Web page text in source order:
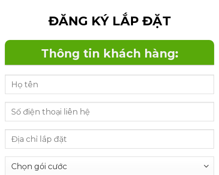
ĐĂNG KÝ LẮP ĐẶT
Thông tin khách hàng: